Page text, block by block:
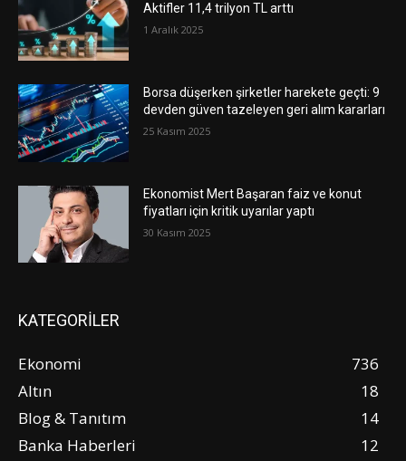
Aktifler 11,4 trilyon TL arttı
1 Aralık 2025
Borsa düşerken şirketler harekete geçti: 9
devden güven tazeleyen geri alım kararları
25 Kasım 2025
Ekonomist Mert Başaran faiz ve konut
fiyatları için kritik uyarılar yaptı
30 Kasım 2025
KATEGORİLER
Ekonomi
736
Altın
18
Blog & Tanıtım
14
Banka Haberleri
12